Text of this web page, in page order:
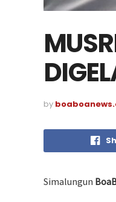
by
Simalungun